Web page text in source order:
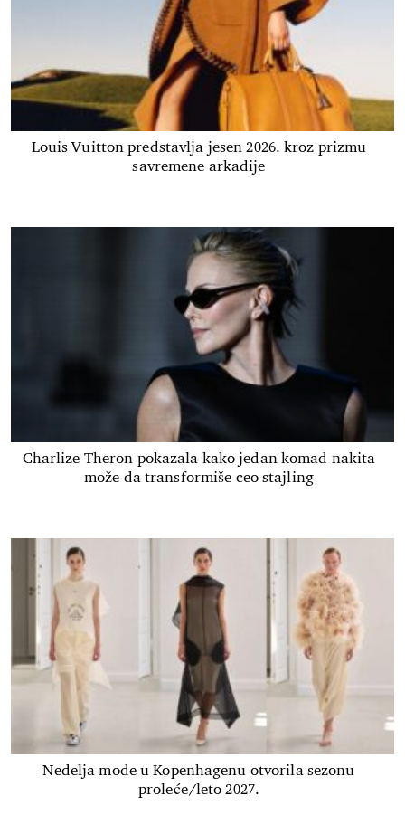
Louis Vuitton predstavlja jesen 2026. kroz prizmu
savremene arkadije
Charlize Theron pokazala kako jedan komad nakita
može da transformiše ceo stajling
Nedelja mode u Kopenhagenu otvorila sezonu
proleće/leto 2027.